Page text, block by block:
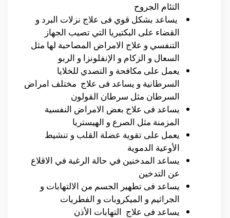
التئام الجروح
يساعد بشكل قوي فى علاج نزلات البرد و
القضاء على البكتيريا التي تصيب الجهاز
التنفسي و علاج الامراض المصاحبة لها مثل
السعال و الزكام و الإنفلونزا و الربو
يعمل على مكافحة و التصدي للخلايا
السرطانية و يساعد فى علاج مختلف امراض
السرطان مثل سرطان القولون
يساعد فى علاج بعض الامراض النفسية
المزمنة مثل الصرع و الهيستريا
يعمل على تقوية عضلة القلب و تنشيط
الأوعية الدموية
يساعد المدخنين في حالة الرغبة في الاقلاع
عن التدخين
يساعد فى تطهير الجسم من الالتهابات و
الجراثيم و الميكروبات و الفطريات
يساعد فى علاج التهابات الأذن